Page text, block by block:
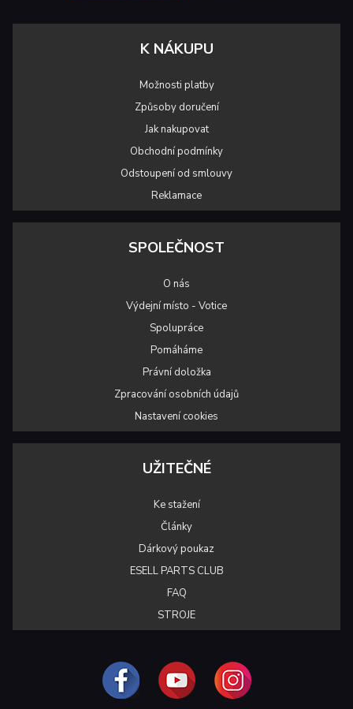
K NÁKUPU
Možnosti platby
Způsoby doručení
Jak nakupovat
Obchodní podmínky
Odstoupení od smlouvy
Reklamace
SPOLEČNOST
O nás
Výdejní místo - Votice
Spolupráce
Pomáháme
Právní doložka
Zpracování osobních údajů
Nastavení cookies
UŽITEČNÉ
Ke stažení
Články
Dárkový poukaz
ESELL PARTS CLUB
FAQ
STROJE